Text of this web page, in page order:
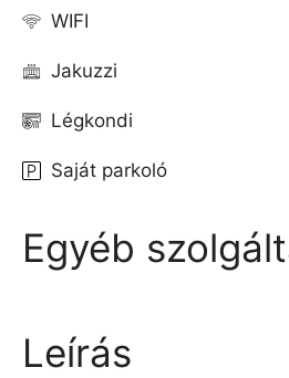
WIFI
Jakuzzi
Légkondi
Saját parkoló
Egyéb
Leírás